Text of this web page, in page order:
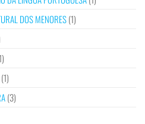
DOS MENORES(1)
(1)
(3)